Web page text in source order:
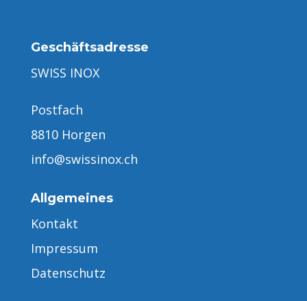
Geschäftsadresse
SWISS INOX
Postfach
8810 Horgen
info@swissinox.ch
Allgemeines
Kontakt
Impressum
Datenschutz